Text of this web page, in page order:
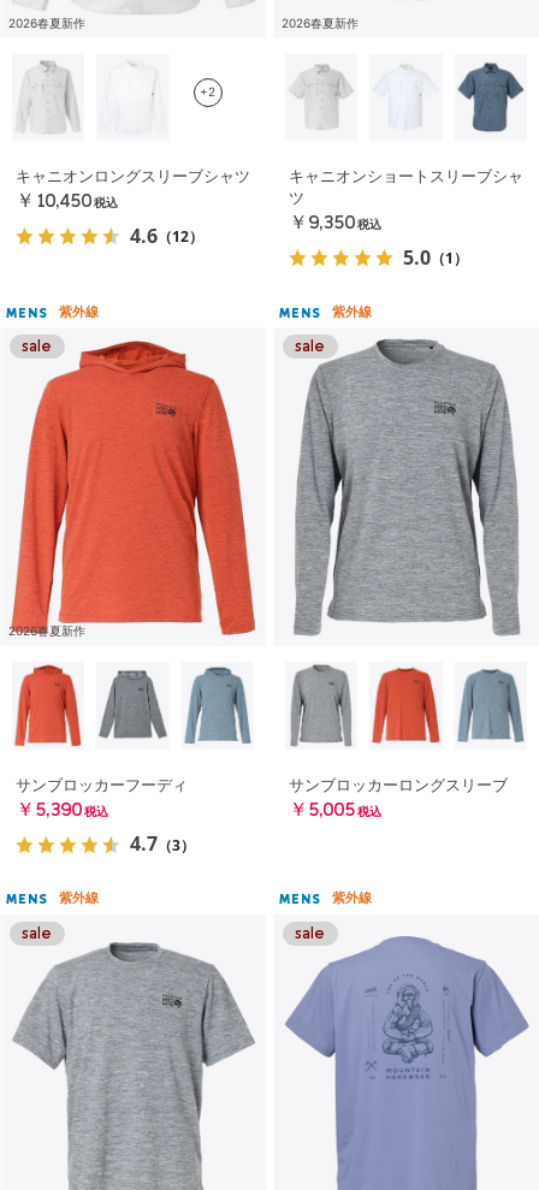
2026春夏新作
+2
キャニオンロングスリーブシャツ
￥10,450 税込
4.6 （12）
2026春夏新作
キャニオンショートスリーブシャ
ツ
￥9,350 税込
5.0 （1）
MENS 紫外線
2026春夏新作
サンブロッカーフーディ
￥5,390 税込
4.7 （3）
MENS 紫外線
サンブロッカーロングスリーブ
￥5,005 税込
MENS 紫外線 MENS 紫外線